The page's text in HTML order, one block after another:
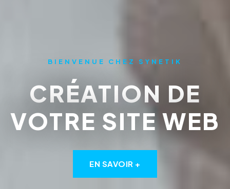
BIENVENUE CHEZ SYNETIK
CRÉATION DE
VOTRE SITE WEB
EN SAVOIR +